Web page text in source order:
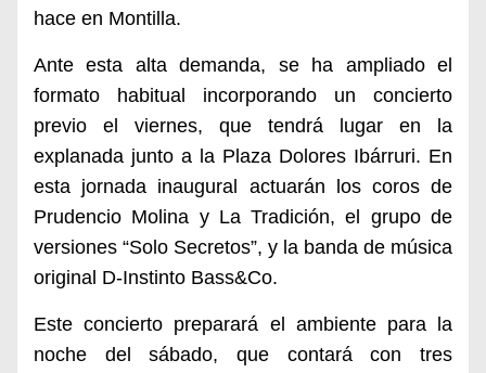
hace en Montilla.
Ante esta alta demanda, se ha ampliado el
formato habitual incorporando un concierto
previo el viernes, que tendrá lugar en la
explanada junto a la Plaza Dolores Ibárruri. En
esta jornada inaugural actuarán los coros de
Prudencio Molina y La Tradición, el grupo de
versiones “Solo Secretos”, y la banda de música
original D-Instinto Bass&Co.
Este concierto preparará el ambiente para la
noche del sábado, que contará con tres